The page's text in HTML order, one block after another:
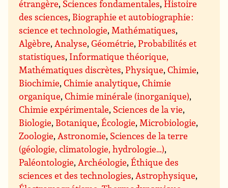
étrangère, Sciences fondamentales,Histoire
des sciences, Biographie et autobiographie :
science et technologie, Mathématiques,
Algèbre, Analyse,Géométrie,Probabilités et
statistiques, Informatique théorique,
Mathématiques discrètes,Physique,Chimie,
Biochimie,Chimie analytique,Chimie
organique,Chimie minérale (inorganique),
Chimie expérimentale, Sciences de la vie,
Biologie, Botanique,Écologie, Microbiologie,
Zoologie, Astronomie, Sciences de la terre
(géologie, climatologie, hydrologie…),
Paléontologie, Archéologie,Éthique des
sciences et des technologies, Astrophysique,